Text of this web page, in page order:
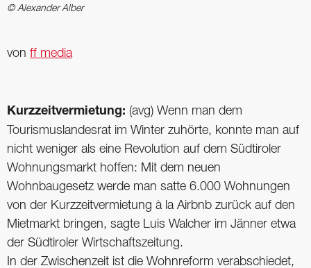
© Alexander Alber
von ff media
Kurzzeitvermietung: (avg) Wenn man dem
Tourismuslandesrat im Winter zuhörte, konnte man auf
nicht weniger als eine Revolution auf dem Südtiroler
Wohnungsmarkt hoffen: Mit dem neuen
Wohnbaugesetz werde man satte 6.000 Wohnungen
von der Kurzzeitvermietung à la Airbnb zurück auf den
Mietmarkt bringen, sagte Luis Walcher im Jänner etwa
der Südtiroler Wirtschaftszeitung.
In der Zwischenzeit ist die Wohnreform verabschiedet,